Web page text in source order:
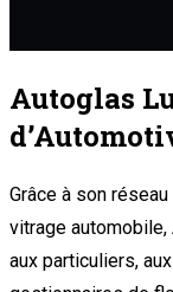
Autoglas
Grâce à son
vitrage
aux particuliers,